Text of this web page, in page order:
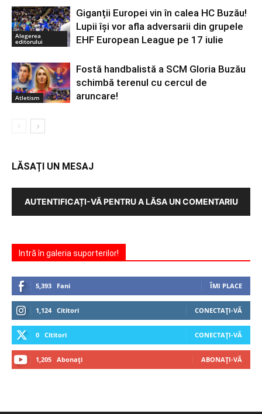
Alegerea
editorului
Giganții Europei vin în calea HC Buzău!
Lupii își vor afla adversarii din grupele
EHF European League pe 17 iulie
Atletism
Fostă handbalistă a SCM Gloria Buzău
schimbă terenul cu cercul de
aruncare!
LĂSAȚI UN MESAJ
AUTENTIFICAȚI-VĂ PENTRU A LĂSA UN COMENTARIU
Intră în galeria suporterilor!
5,393 Fani ÎMI PLACE
1,124 Cititori CONECTAȚI-VĂ
0 Cititori CONECTAȚI-VĂ
1,205 Abonați ABONAȚI-VĂ